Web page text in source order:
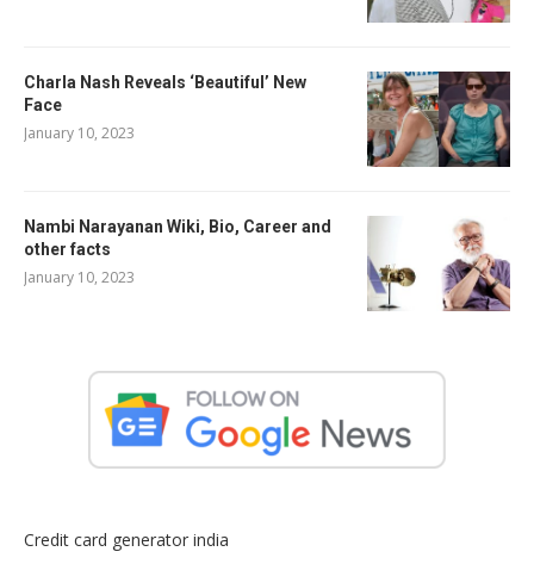
Charla Nash Reveals ‘Beautiful’ New
Face
January 10, 2023
Nambi Narayanan Wiki, Bio, Career and
other facts
January 10, 2023
Credit card generator india